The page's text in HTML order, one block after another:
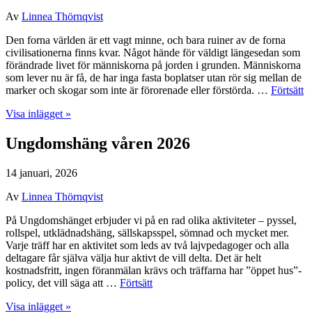
Av Linnea Thörnqvist
Den forna världen är ett vagt minne, och bara ruiner av de forna
civilisationerna finns kvar. Något hände för väldigt längesedan som
förändrade livet för människorna på jorden i grunden. Människorna
som lever nu är få, de har inga fasta boplatser utan rör sig mellan de
marker och skogar som inte är förorenade eller förstörda. … Förtsätt
Visa inlägget »
Ungdomshäng våren 2026
14 januari, 2026
Av Linnea Thörnqvist
På Ungdomshänget erbjuder vi på en rad olika aktiviteter – pyssel,
rollspel, utklädnadshäng, sällskapsspel, sömnad och mycket mer.
Varje träff har en aktivitet som leds av två lajvpedagoger och alla
deltagare får själva välja hur aktivt de vill delta. Det är helt
kostnadsfritt, ingen föranmälan krävs och träffarna har ”öppet hus”-
policy, det vill säga att … Förtsätt
Visa inlägget »